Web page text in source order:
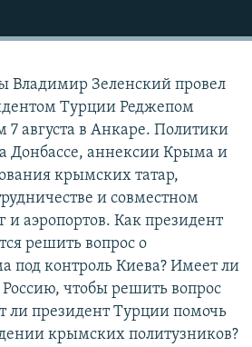
Владимир Зеленский провел
Турции Реджепом
августа в Анкаре. Политики
Донбассе, аннексии Крыма и
крымских татар,
и совместном
и аэропортов. Как президент
решить вопрос о
под контроль Киева? Имеет ли
чтобы решить вопрос
ли президент Турции помочь
крымских политузников?